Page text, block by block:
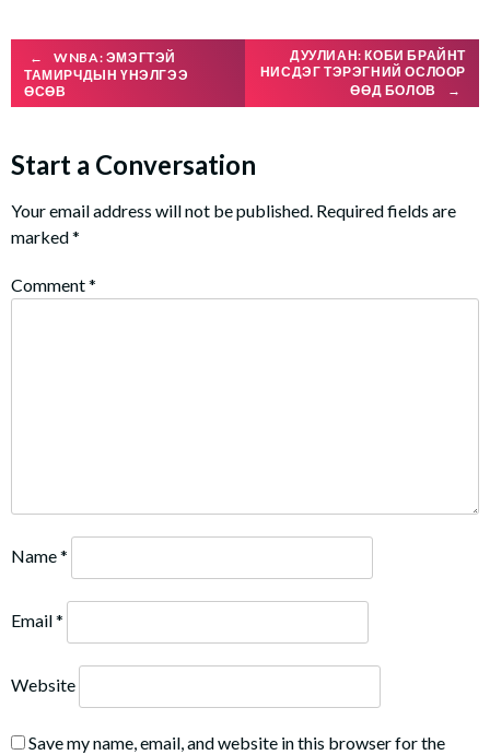
Post
←
WNBA: ЭМЭГТЭЙ
ТАМИРЧДЫН ҮНЭЛГЭЭ
ӨСӨВ
ДУУЛИАН: КОБИ БРАЙНТ
НИСДЭГ ТЭРЭГНИЙ ОСЛООР
ӨӨД БОЛОВ
→
Start a Conversation
Your email address will not be published. Required fields are
marked*
Comment*
Name*
Email*
Website
Save my name, email, and website in this browser for the